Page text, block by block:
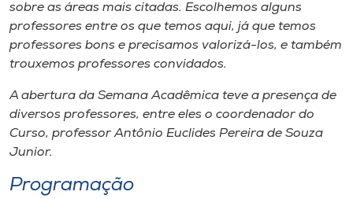
sobre as áreas mais citadas. Escolhemos alguns
professores entre os que temos aqui, já que temos
professores bons e precisamos valorizá-los, e também
trouxemos professores convidados.
A abertura da Semana Acadêmica teve a presença de
diversos professores, entre eles o coordenador do
Curso, professor Antônio Euclides Pereira de Souza
Junior.
Programação